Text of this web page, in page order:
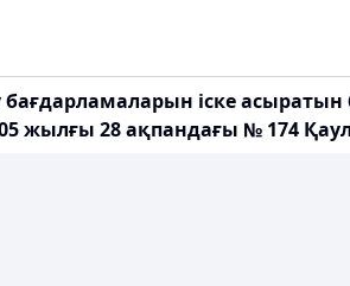
бағдарламаларын іске
жылғы 28 ақпандағы № 174